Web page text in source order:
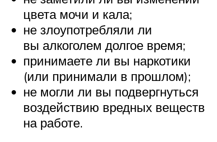
цвета мочи и кала;
не злоупотребляли ли
вы алкоголем долгое время;
принимаете ли вы наркотики
(или принимали в прошлом);
не могли ли вы подвергнуться
воздействию вредных веществ
на работе.